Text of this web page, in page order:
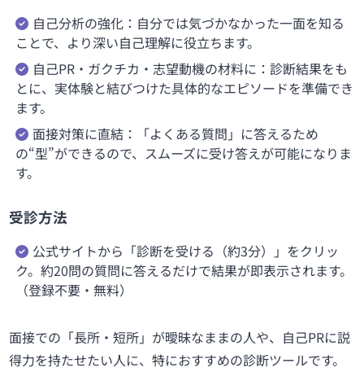
自己分析の強化：自分では気づかなかった一面を知る
ことで、より深い自己理解に役立ちます。
自己PR・ガクチカ・志望動機の材料に：診断結果をも
とに、実体験と結びつけた具体的なエピソードを準備でき
ます。
面接対策に直結：「よくある質問」に答えるため
の“型”ができるので、スムーズに受け答えが可能になりま
す。
受診方法
公式サイトから「診断を受ける（約3分）」をクリッ
ク。約20問の質問に答えるだけで結果が即表示されます。
（登録不要・無料）
面接での「長所・短所」が曖昧なままの人や、自己PRに説
得力を持たせたい人に、特におすすめの診断ツールです。